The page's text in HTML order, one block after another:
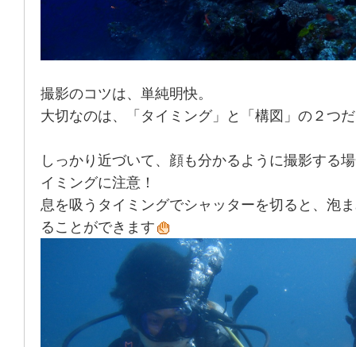
撮影のコツは、単純明快。
大切なのは、「タイミング」と「構図」の２つ
しっかり近づいて、顔も分かるように撮影する
イミングに注意！
息を吸うタイミングでシャッターを切ると、泡
ることができます